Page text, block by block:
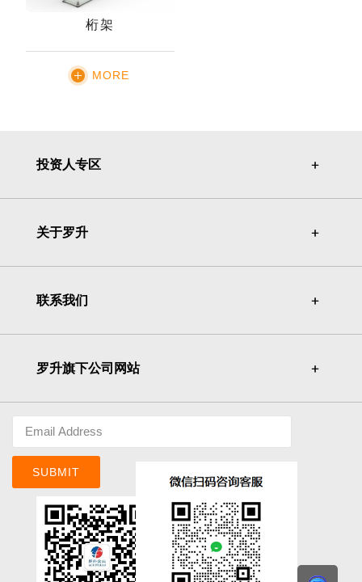
桁架
MORE
投资人专区 ＋
＋
关于罗升 ＋
＋
联系我们 ＋
＋
罗升旗下公司网站 ＋
＋
SUBMIT